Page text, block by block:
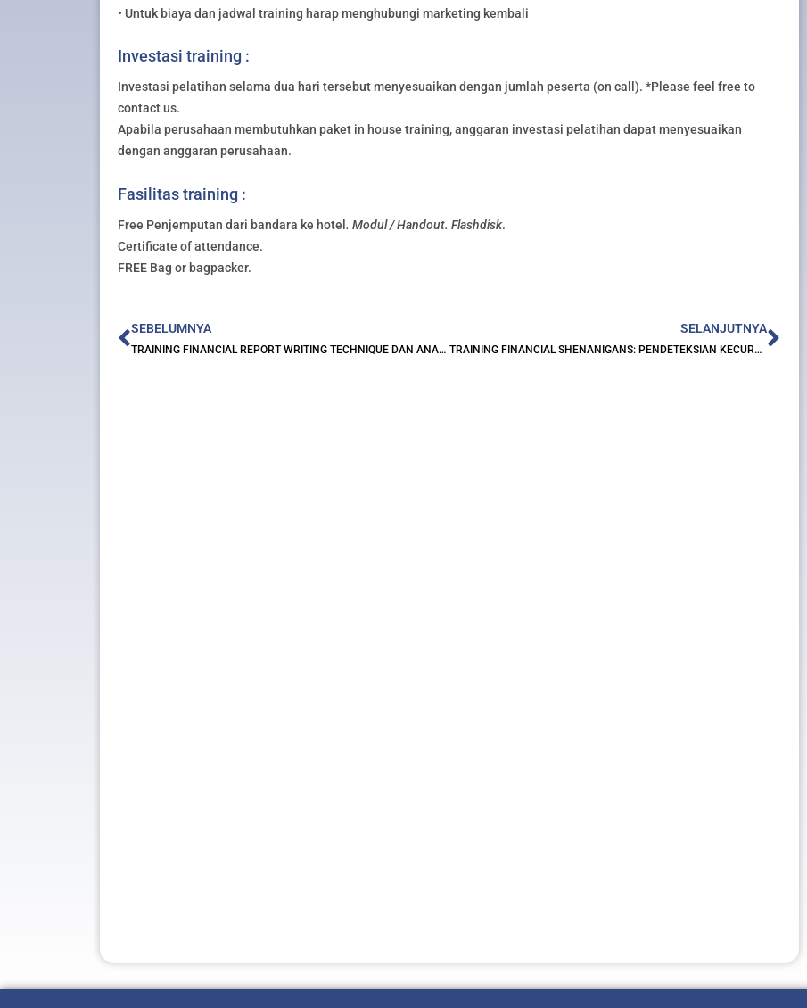
• Untuk biaya dan jadwal training harap menghubungi marketing kembali
Investasi training :
Investasi pelatihan selama dua hari tersebut menyesuaikan dengan jumlah peserta (on call). *Please feel free to
contact us.
Apabila perusahaan membutuhkan paket in house training, anggaran investasi pelatihan dapat menyesuaikan
dengan anggaran perusahaan.
Fasilitas training :
Free Penjemputan dari bandara ke hotel. Modul / Handout. Flashdisk.
Certificate of attendance.
FREE Bag or bagpacker.
Prev
SEBELUMNYA
TRAINING FINANCIAL REPORT WRITING TECHNIQUE DAN ANALYSIS
SELANJUTNYA
TRAINING FINANCIAL SHENANIGANS: PENDETEKSIAN KECURANGAN DALAM LAPORAN KEUANGAN
Next